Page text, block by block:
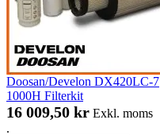
Doosan/Develon DX420LC-7
1000H Filterkit
16 009,50 kr Exkl. moms
.